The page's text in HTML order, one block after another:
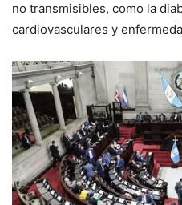
no transmisibles, como la
cardiovasculares y